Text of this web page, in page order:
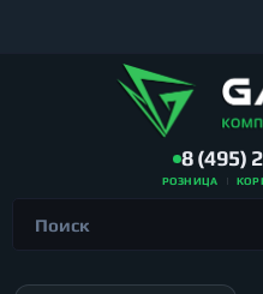
8 (495)
РОЗНИЦА